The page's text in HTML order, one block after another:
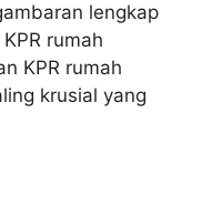
lengkap
rumah
KPR rumah
krusial yang